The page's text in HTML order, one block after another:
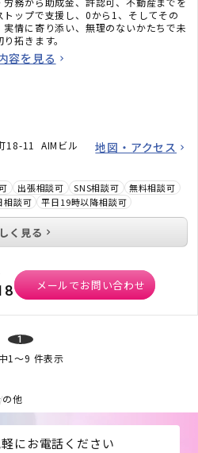
トップで支援し、0から1、そしてその
実情に寄り添い、無理のないかたちで未
拓きます。
容を見る
18-11 AIMビル
地図・アクセス
出張相談可 SNS相談可
無料相談可
相談可 平日19時以降相談可
く見る
メールでお問い合わせ
1
1〜9 件表示
の他
にお電話ください